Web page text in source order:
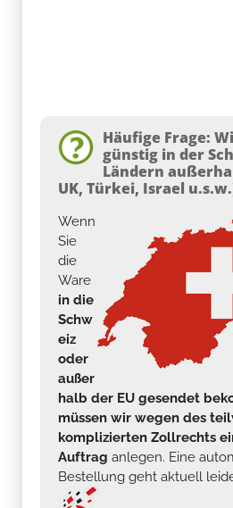
Häufige Frage:
günstig in der
Ländern
UK, Türkei, Israel
Wenn
Sie
die
Ware
in die
Schw
eiz
oder
außer
halb der EU gesendet
müssen wir wegen des
komplizierten Zollrechts
Auftrag anlegen. Eine
Bestellung geht aktuell